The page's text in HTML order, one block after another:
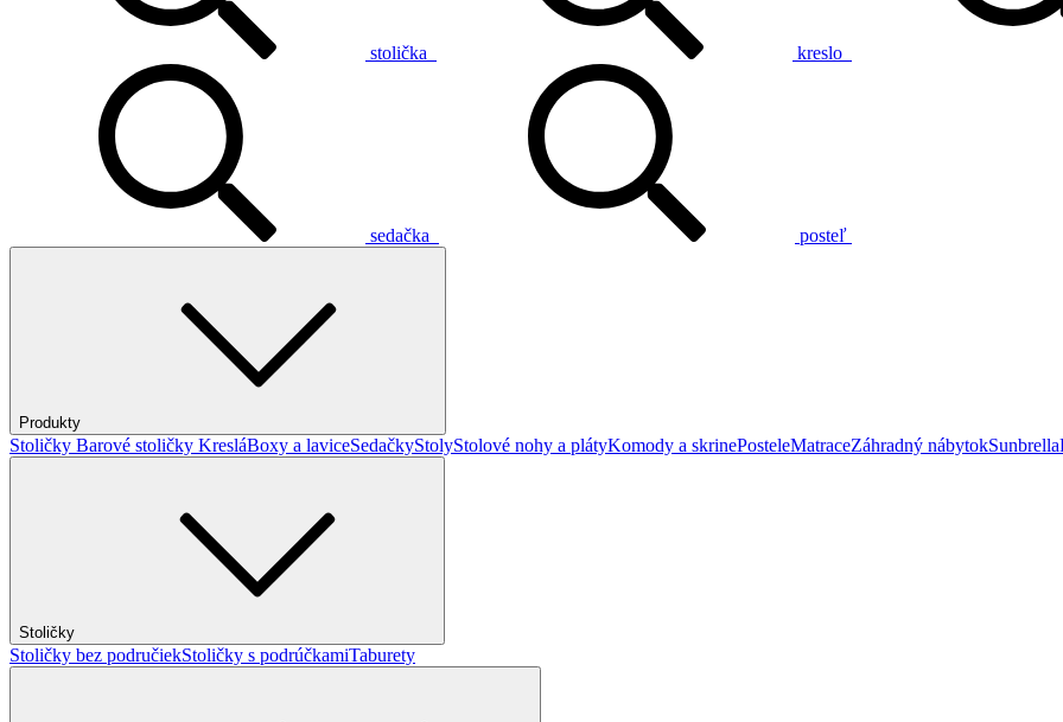
stolička kreslo
sedačka posteľ
Produkty
Stoličky Barové stoličky KresláBoxy a laviceSedačkyStolyStolové nohy a plátyKomody a skrinePosteleMatraceZáhradný nábytokSunbrella
Stoličky
Stoličky bez područiekStoličky s podrúčkamiTaburety